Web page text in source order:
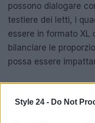
Style 24 - Do Not
possono dialogare
testiere dei letti, i
essere in formato XL
bilanciare le
possa essere
8. Gioca con i
Quando una parete